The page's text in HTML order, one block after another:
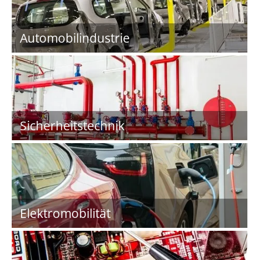
Automobilindustrie
Sicherheitstechnik
Elektromobilität